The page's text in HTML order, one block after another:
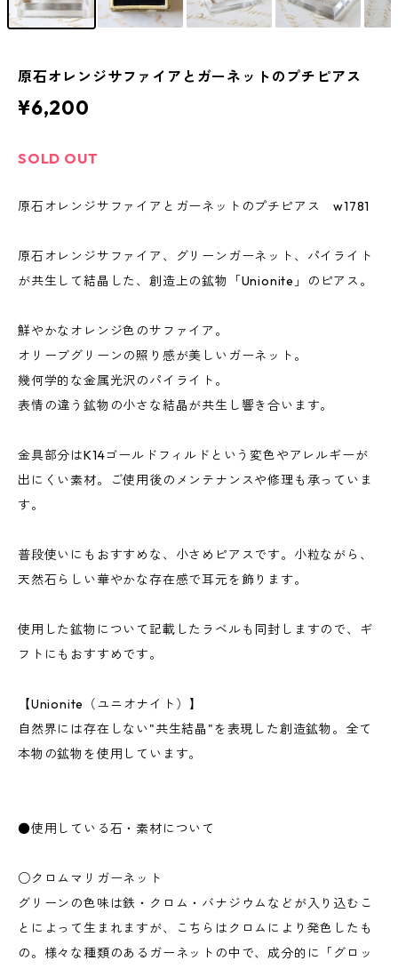
原石オレンジサファイアとガーネットのプチピアス
¥6,200
SOLD OUT
原石オレンジサファイアとガーネットのプチピアス w1781
原石オレンジサファイア、グリーンガーネット、パイライト
が共生して結晶した、創造上の鉱物「Unionite」のピアス。
鮮やかなオレンジ色のサファイア。
オリーブグリーンの照り感が美しいガーネット。
幾何学的な金属光沢のパイライト。
表情の違う鉱物の小さな結晶が共生し響き合います。
金具部分はK14ゴールドフィルドという変色やアレルギーが
出にくい素材。ご使用後のメンテナンスや修理も承っていま
す。
普段使いにもおすすめな、小さめピアスです。小粒ながら、
天然石らしい華やかな存在感で耳元を飾ります。
使用した鉱物について記載したラベルも同封しますので、ギ
フトにもおすすめです。
【Unionite（ユニオナイト）】
自然界には存在しない"共生結晶"を表現した創造鉱物。全て
本物の鉱物を使用しています。
●使用している石・素材について
○クロムマリガーネット
グリーンの色味は鉄・クロム・バナジウムなどが入り込むこ
とによって生まれますが、こちらはクロムにより発色したも
の。様々な種類のあるガーネットの中で、成分的に「グロッ